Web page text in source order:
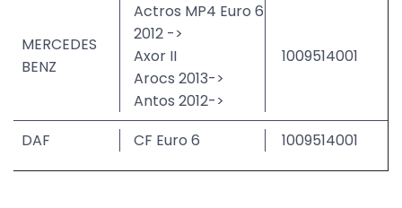
MERCEDES
BENZ
Actros MP4 Euro 6
2012 ->
Axor II
Arocs 2013->
Antos 2012->
1009514001
DAF CF Euro 6 1009514001